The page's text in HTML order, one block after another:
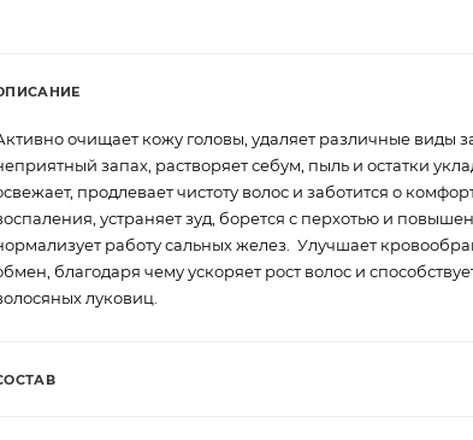
очищает кожу головы, удаляет различные виды
запах, растворяет себум, пыль и остатки
продлевает чистоту волос и заботится о
устраняет зуд, борется с перхотью и
работу сальных желез. Улучшает
благодаря чему ускоряет рост волос и
луковиц.